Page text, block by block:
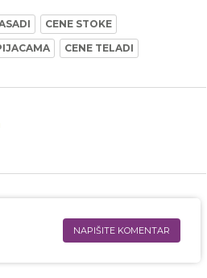
CENE STOKE
CENE TELADI
NAPIŠITE KOMENTAR